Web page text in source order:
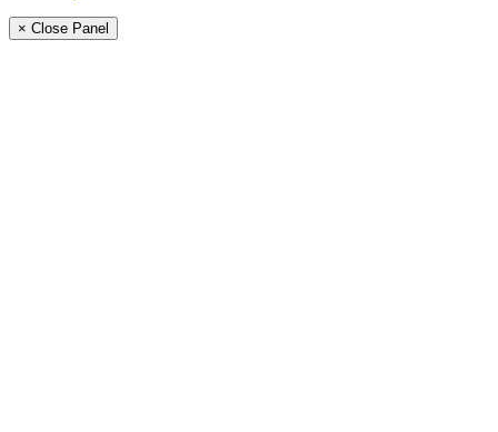
× Close Panel